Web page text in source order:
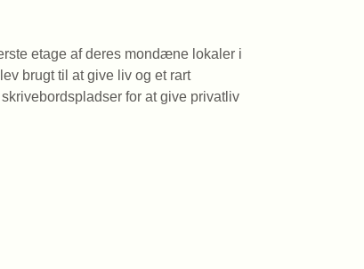
etage af deres mondæne lokaler i
brugt til at give liv og et rart
for at give privatliv